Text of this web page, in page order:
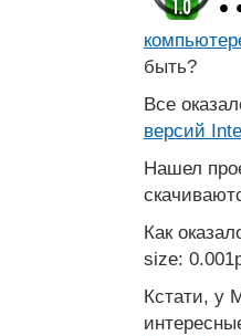
быть?
Все
версий
Нашел
Как
size:
Кстати, у